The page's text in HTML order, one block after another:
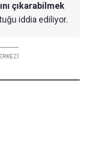
çıkarabilmek
iddia ediliyor.